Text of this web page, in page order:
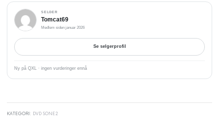
SELGER
Tomcat69
Medlem siden januar 2026
Se selgerprofil
Ny på QXL · ingen vurderinger ennå
KATEGORI: DVD SONE2